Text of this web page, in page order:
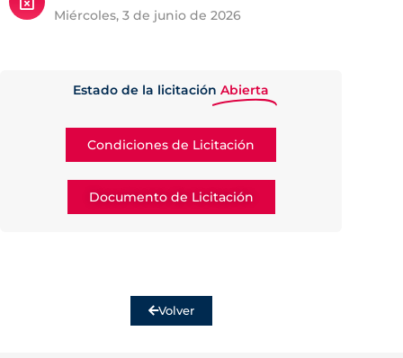
miércoles, 3 de junio de 2026
Estado de la licitación Abierta
Condiciones de Licitación
Documento de Licitación
Volver